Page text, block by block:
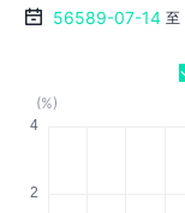
56589-07-14 至
(%)